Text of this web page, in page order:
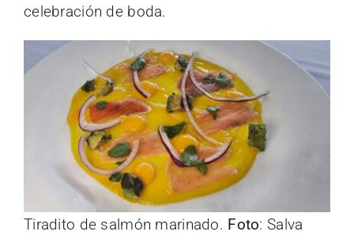
celebración de boda.
Tiradito de salmón marinado. Foto: Salva